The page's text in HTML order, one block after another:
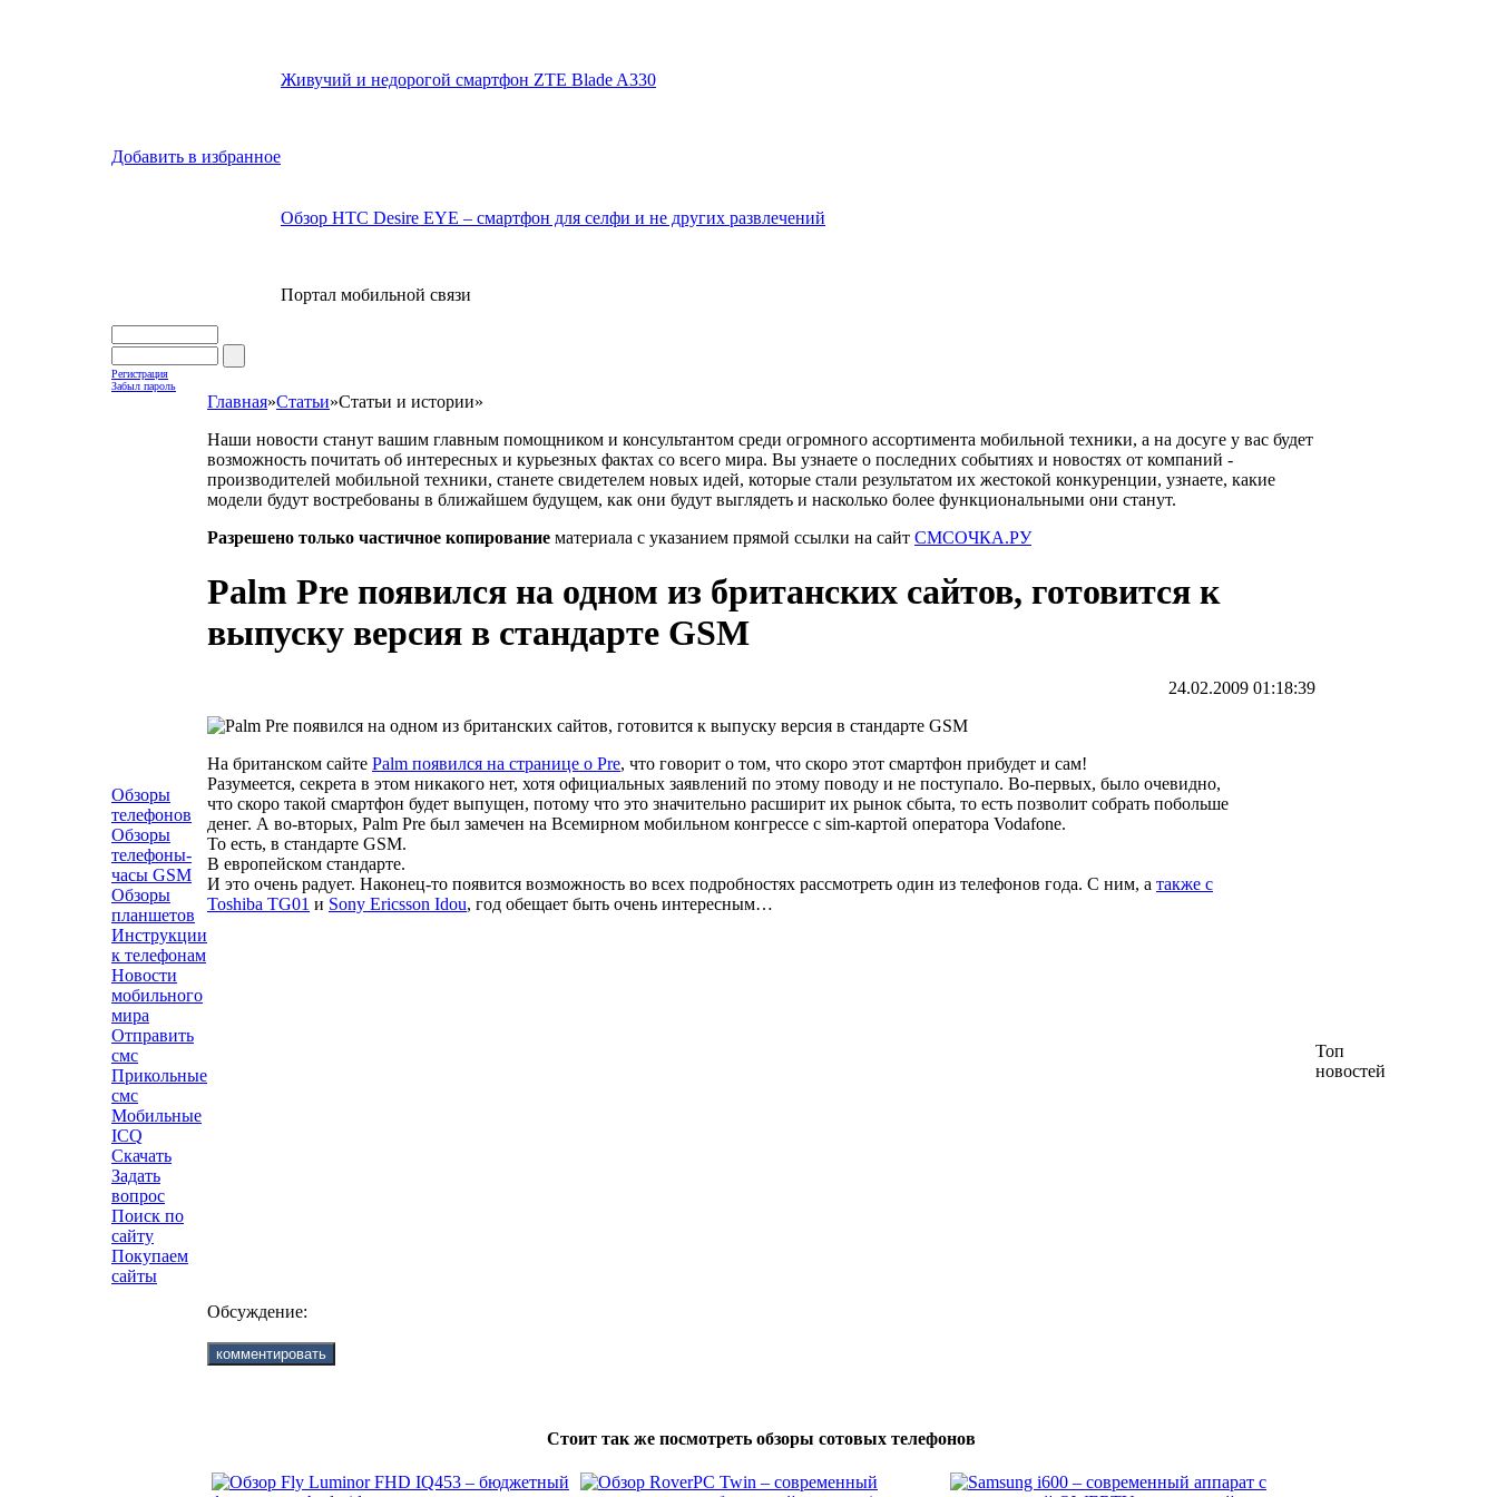
Добавить в избранное
Живучий и недорогой смартфон ZTE Blade A330
Обзор HTC Desire EYE – смартфон для селфи и не других развлечений
Портал мобильной связи
Регистрация
Забыл пароль
Обзоры
телефонов
Обзоры
телефоны-
часы GSM
Обзоры
планшетов
Инструкции
к телефонам
Новости
мобильного
мира
Отправить
смс
Прикольные
смс
Мобильные
ICQ
Скачать
Задать
вопрос
Поиск по
сайту
Покупаем
сайты
Главная»Статьи»Статьи и истории»
Наши новости станут вашим главным помощником и консультантом среди огромного ассортимента мобильной техники, а на досуге у вас будет
возможность почитать об интересных и курьезных фактах со всего мира. Вы узнаете о последних событиях и новостях от компаний -
производителей мобильной техники, станете свидетелем новых идей, которые стали результатом их жестокой конкуренции, узнаете, какие
модели будут востребованы в ближайшем будущем, как они будут выглядеть и насколько более функциональными они станут.
Разрешено только частичное копирование материала с указанием прямой ссылки на сайт СМСОЧКА.РУ
Palm Pre появился на одном из британских сайтов, готовится к
выпуску версия в стандарте GSM
24.02.2009 01:18:39
На британском сайте Palm появился на странице о Pre, что говорит о том, что скоро этот смартфон прибудет и сам!
Разумеется, секрета в этом никакого нет, хотя официальных заявлений по этому поводу и не поступало. Во-первых, было очевидно,
что скоро такой смартфон будет выпущен, потому что это значительно расширит их рынок сбыта, то есть позволит собрать побольше
денег. А во-вторых, Palm Pre был замечен на Всемирном мобильном конгрессе с sim-картой оператора Vodafone.
То есть, в стандарте GSM.
В европейском стандарте.
И это очень радует. Наконец-то появится возможность во всех подробностях рассмотреть один из телефонов года. С ним, а также с
Toshiba TG01 и Sony Ericsson Idou, год обещает быть очень интересным…
Обсуждение:
Стоит так же посмотреть обзоры сотовых телефонов
Топ
новостей